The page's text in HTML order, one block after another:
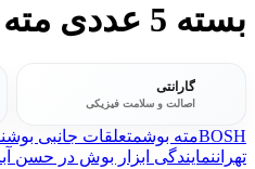
بسته 5 عددی مته الماسه بوش
گارانتی
اصالت و سلامت فیزیکی
BOSHمته بوشمتعلقات جانبی بوش
تهراننمایندگی ابزار بوش در حسن